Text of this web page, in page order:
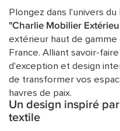
COUSSIN ET RIDEAU
HOUSSE ET SAC SUR-MESURE
ACCESSOIRES
Plongez dans l'univers
"Charlie Mobilier
extérieur haut de
France. Alliant savoir-
d'exception et design
de transformer vos
havres de paix.
Un design inspiré
textile